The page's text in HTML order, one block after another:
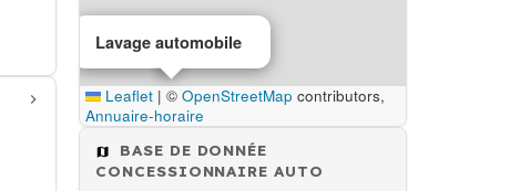
Lavage automobile
Leaflet | © OpenStreetMap contributors,
Annuaire-horaire
BASE DE DONNÉE
CONCESSIONNAIRE AUTO